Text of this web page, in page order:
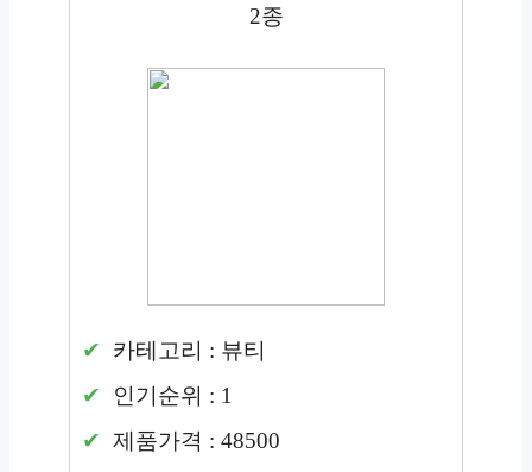
2종
카테고리 : 뷰티
인기순위 : 1
제품가격 : 48500